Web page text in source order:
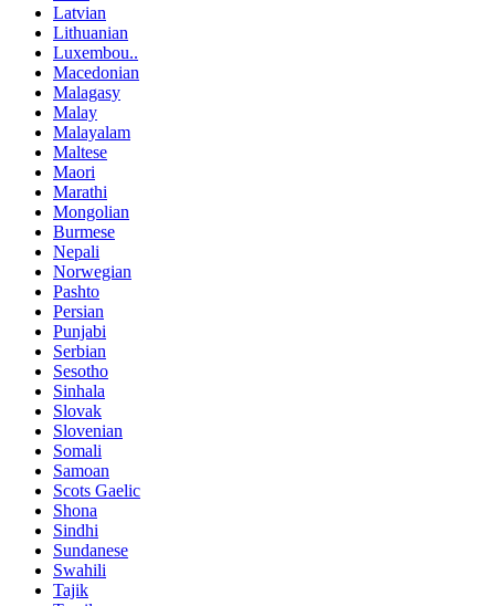
Latvian
Lithuanian
Luxembou..
Macedonian
Malagasy
Malay
Malayalam
Maltese
Maori
Marathi
Mongolian
Burmese
Nepali
Norwegian
Pashto
Persian
Punjabi
Serbian
Sesotho
Sinhala
Slovak
Slovenian
Somali
Samoan
Scots Gaelic
Shona
Sindhi
Sundanese
Swahili
Tajik